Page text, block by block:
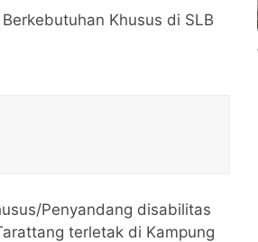
Khusus di SLB
Penyandang disabilitas
terletak di Kampung